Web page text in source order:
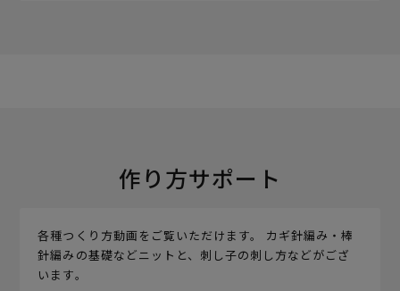
作り方サポート
各種つくり方動画をご覧いただけます。 カギ針編み・棒
針編みの基礎などニットと、刺し子の刺し方などがござ
います。